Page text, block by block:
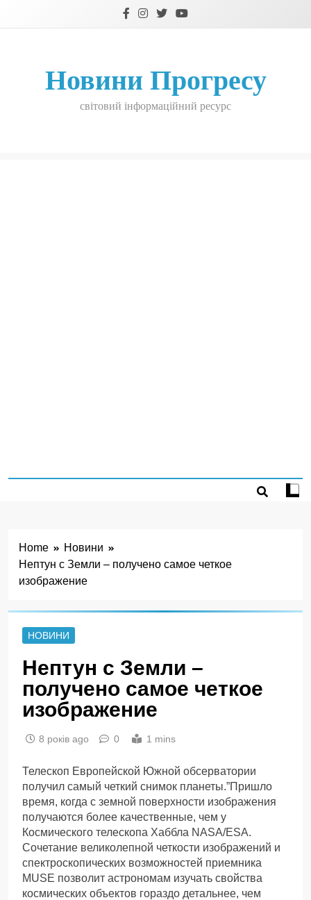
Новини Прогресу
світовий інформаційний ресурс
Home
Новини
Нептун с Земли – получено самое четкое
изображение
НОВИНИ
Нептун с Земли –
получено самое четкое
изображение
8 років ago 0 1 mins
Телескоп Европейской Южной обсерватории
получил самый четкий снимок планеты.”Пришло
время, когда с земной поверхности изображения
получаются более качественные, чем у
Космического телескопа Хаббла NASA/ESA.
Сочетание великолепной четкости изображений и
спектроскопических возможностей приемника
MUSE позволит астрономам изучать свойства
космических объектов гораздо детальнее, чем